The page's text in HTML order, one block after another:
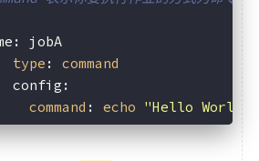
jobA
type : command
	config:
command : echo "Hello World"